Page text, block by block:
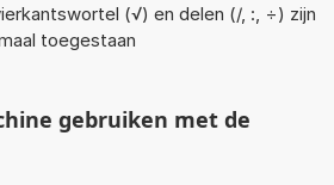
(√) en delen (/, :, ÷) zijn
toegestaan
gebruiken met de